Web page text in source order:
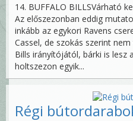
14. BUFFALO BILLSVárható
Az előszezonban eddig
inkább az egykori Ravens
Cassel, de szokás szerint
Bills irányítójától, bárki is lesz
holtszezon egyik...
Régi